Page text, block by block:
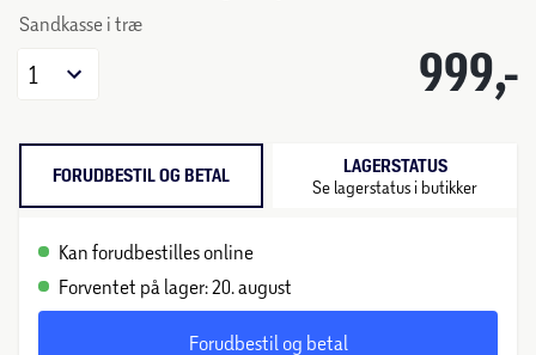
Sandkasse i træ
999,-
1
FORUDBESTIL OG BETAL LAGERSTATUS
Se lagerstatus i butikker
Kan forudbestilles online
Forventet på lager: 20. august
Forudbestil og betal